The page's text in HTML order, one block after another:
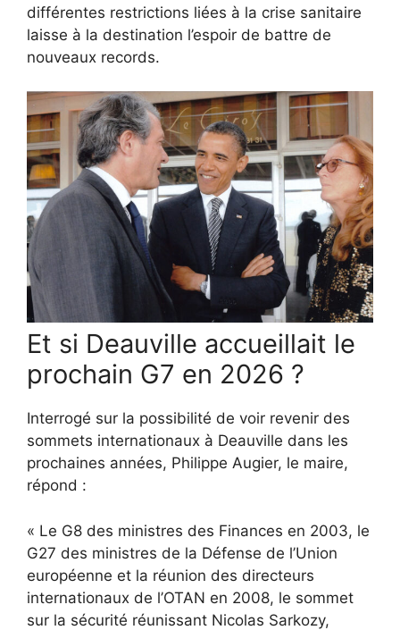
différentes restrictions liées à la crise sanitaire
laisse à la destination l’espoir de battre de
nouveaux records.
Et si Deauville accueillait le
prochain G7 en 2026 ?
Interrogé sur la possibilité de voir revenir des
sommets internationaux à Deauville dans les
prochaines années, Philippe Augier, le maire,
répond :
« Le G8 des ministres des Finances en 2003, le
G27 des ministres de la Défense de l’Union
européenne et la réunion des directeurs
internationaux de l’OTAN en 2008, le sommet
sur la sécurité réunissant Nicolas Sarkozy,